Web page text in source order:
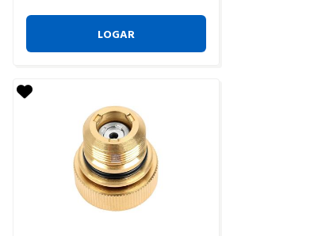
LOGAR